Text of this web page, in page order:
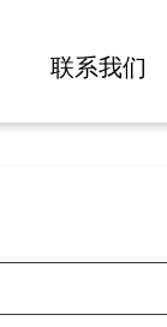
联系我们